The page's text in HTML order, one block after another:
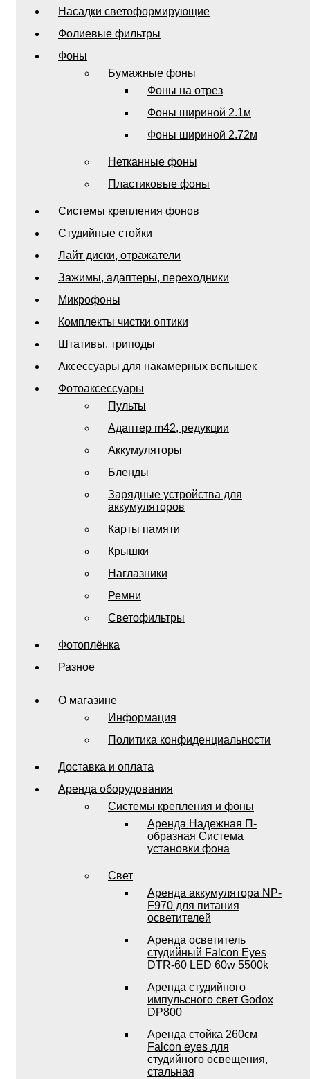
Насадки светоформирующие
Фолиевые фильтры
Фоны
Бумажные фоны
Фоны на отрез
Фоны шириной 2.1м
Фоны шириной 2.72м
Нетканные фоны
Пластиковые фоны
Системы крепления фонов
Студийные стойки
Лайт диски, отражатели
Зажимы, адаптеры, переходники
Микрофоны
Комплекты чистки оптики
Штативы, триподы
Аксессуары для накамерных вспышек
Фотоаксессуары
Пульты
Адаптер m42, редукции
Аккумуляторы
Бленды
Зарядные устройства для
аккумуляторов
Карты памяти
Крышки
Наглазники
Ремни
Светофильтры
Фотоплёнка
Разное
О магазине
Информация
Политика конфиденциальности
Доставка и оплата
Аренда оборудования
Системы крепления и фоны
Аренда Надежная П-
образная Система
установки фона
Свет
Аренда аккумулятора NP-
F970 для питания
осветителей
Аренда осветитель
студийный Falcon Eyes
DTR-60 LED 60w 5500k
Аренда студийного
импульсного свет Godox
DP800
Аренда стойка 260см
Falcon eyes для
студийного освещения,
стальная